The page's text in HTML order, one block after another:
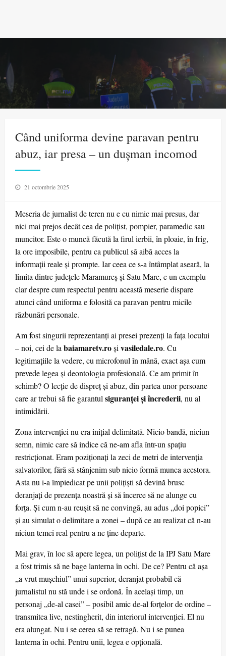
Când uniforma devine paravan pentru
abuz, iar presa – un dușman incomod
Posted
21 octombrie 2025
Meseria de jurnalist de teren nu e cu nimic mai presus, dar
nici mai prejos decât cea de polițist, pompier, paramedic sau
muncitor. Este o muncă făcută la firul ierbii, în ploaie, în frig,
la ore imposibile, pentru ca publicul să aibă acces la
informații reale și prompte. Iar ceea ce s-a întâmplat aseară, la
limita dintre județele Maramureș și Satu Mare, e un exemplu
clar despre cum respectul pentru această meserie dispare
atunci când uniforma e folosită ca paravan pentru micile
răzbunări personale.
Am fost singurii reprezentanți ai presei prezenți la fața locului
– noi, cei de la baiamaretv.roși vasiledale.ro. Cu
legitimațiile la vedere, cu microfonul în mână, exact așa cum
prevede legea și deontologia profesională. Ce am primit în
schimb? O lecție de dispreț și abuz, din partea unor persoane
care ar trebui să fie garantul siguranței și încrederii, nu al
intimidării.
Zona intervenției nu era inițial delimitată. Nicio bandă, niciun
semn, nimic care să indice că ne-am afla într-un spațiu
restricționat. Eram poziționați la zeci de metri de intervenția
salvatorilor, fără să stânjenim sub nicio formă munca acestora.
Asta nu i-a împiedicat pe unii polițiști să devină brusc
deranjați de prezența noastră și să încerce să ne alunge cu
forța. Și cum n-au reușit să ne convingă, au adus „doi popici”
și au simulat o delimitare a zonei – după ce au realizat că n-au
niciun temei real pentru a ne ține departe.
Mai grav, în loc să apere legea, un polițist de la IPJ Satu Mare
a fost trimis să ne bage lanterna în ochi. De ce? Pentru că așa
„a vrut mușchiul” unui superior, deranjat probabil că
jurnalistul nu stă unde i se ordonă. În același timp, un
personaj „de-al casei” – posibil amic de-al forțelor de ordine –
transmitea live, nestingherit, din interiorul intervenției. El nu
era alungat. Nu i se cerea să se retragă. Nu i se punea
lanterna în ochi. Pentru unii, legea e opțională.